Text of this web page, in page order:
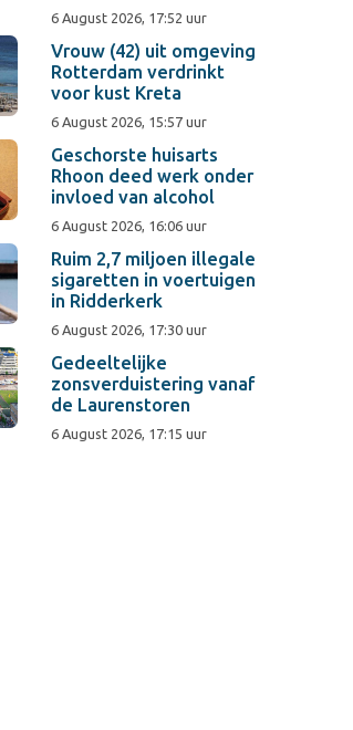
6 August 2026, 17:52 uur
Vrouw (42) uit omgeving
Rotterdam verdrinkt
voor kust Kreta
6 August 2026, 15:57 uur
Geschorste huisarts
Rhoon deed werk onder
invloed van alcohol
6 August 2026, 16:06 uur
Ruim 2,7 miljoen illegale
sigaretten in voertuigen
in Ridderkerk
6 August 2026, 17:30 uur
Gedeeltelijke
zonsverduistering vanaf
de Laurenstoren
6 August 2026, 17:15 uur